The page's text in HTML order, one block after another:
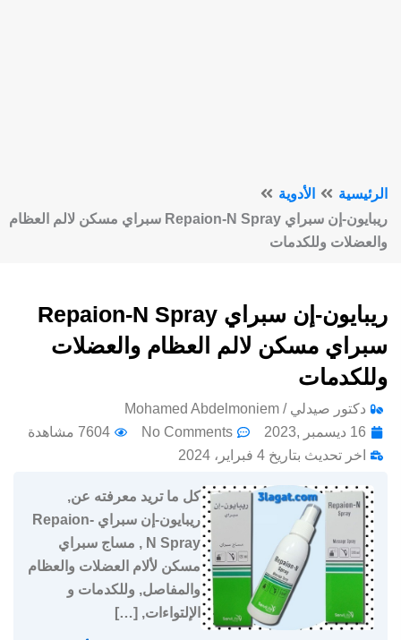
الرئيسية
الأدوية
ريبايون-إن سبراي Repaion-N Spray سبراي مسكن لالم العظام
والعضلات وللكدمات
ريبايون-إن سبراي Repaion-N Spray
سبراي مسكن لالم العظام والعضلات
وللكدمات
دكتور صيدلي / Mohamed Abdelmoniem
16 ديسمبر ,2023
No Comments
7604 مشاهدة
اخر تحديث بتاريخ 4 فبراير، 2024
كل ما تريد معرفته عن,
ريبايون-إن سبراي Repaion-
N Spray , مساج سبراي
مسكن لألام العضلات والعظام
والمفاصل, وللكدمات و
الإلتواءات, […]